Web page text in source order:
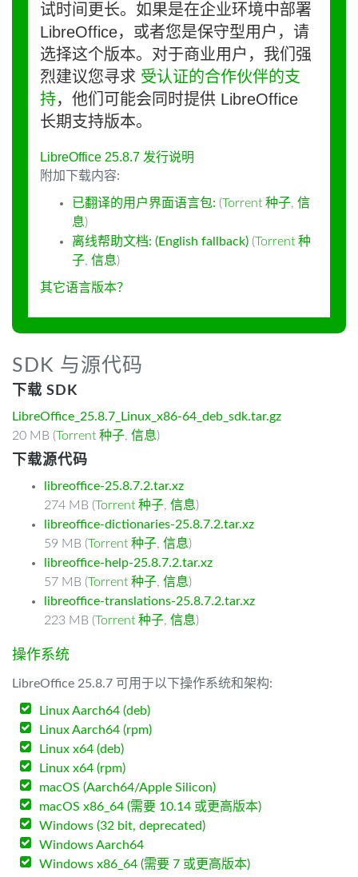
试时间更长。如果是在企业环境中部署
LibreOffice，或者您是保守型用户，请
选择这个版本。对于商业用户，我们强
烈建议您寻求 受认证的合作伙伴的支
持，他们可能会同时提供 LibreOffice
长期支持版本。
LibreOffice 25.8.7 发行说明
附加下载内容:
已翻译的用户界面语言包: (Torrent 种子, 信
息)
离线帮助文档: (English fallback) (Torrent 种
子, 信息)
其它语言版本？
SDK 与源代码
下载 SDK
LibreOffice_25.8.7_Linux_x86-64_deb_sdk.tar.gz
20 MB (Torrent 种子, 信息)
下载源代码
libreoffice-25.8.7.2.tar.xz
274 MB (Torrent 种子, 信息)
libreoffice-dictionaries-25.8.7.2.tar.xz
59 MB (Torrent 种子, 信息)
libreoffice-help-25.8.7.2.tar.xz
57 MB (Torrent 种子, 信息)
libreoffice-translations-25.8.7.2.tar.xz
223 MB (Torrent 种子, 信息)
操作系统
LibreOffice 25.8.7 可用于以下操作系统和架构:
Linux Aarch64 (deb)
Linux Aarch64 (rpm)
Linux x64 (deb)
Linux x64 (rpm)
macOS (Aarch64/Apple Silicon)
macOS x86_64 (需要 10.14 或更高版本)
Windows (32 bit, deprecated)
Windows Aarch64
Windows x86_64 (需要 7 或更高版本)